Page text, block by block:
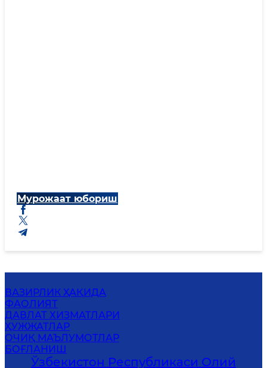
Мурожаат юбориш
ВАЗИРЛИК ҲАҚИДА
ФАОЛИЯТ
ДАВЛАТ ХИЗМАТЛАРИ
ҲУЖЖАТЛАР
ОЧИҚ МАЪЛУМОТЛАР
БОҒЛАНИШ
Ўзбекистон Республикаси Олий